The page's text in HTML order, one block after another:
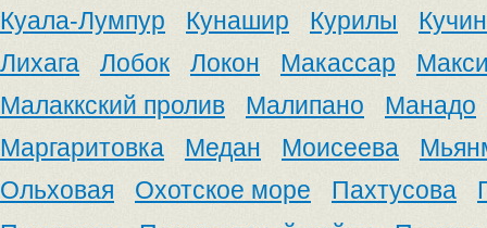
Куала-Лумпур
Кунашир Курилы
Лихага
Лобок Локон Макассар
Малаккский пролив
Малипано
Манадо
Маргаритовка
Медан Моисеева
Ольховая
Охотское море Пахтусова